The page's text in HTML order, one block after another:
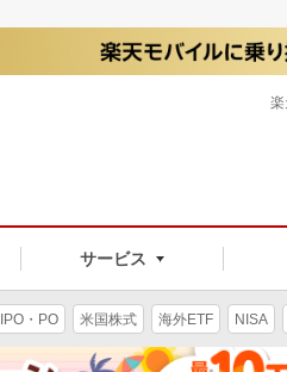
サービス
楽
IPO・PO 米国株式 海外ETF NISA